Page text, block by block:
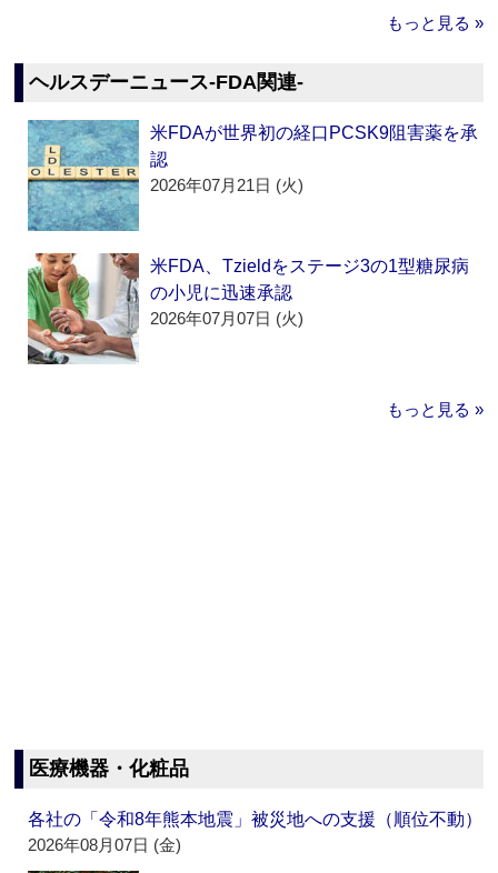
もっと見る »
ヘルスデーニュース‐FDA関連‐
米FDAが世界初の経口PCSK9阻害薬を承
認
2026年07月21日 (火)
米FDA、Tzieldをステージ3の1型糖尿病
の小児に迅速承認
2026年07月07日 (火)
もっと見る »
医療機器・化粧品
各社の「令和8年熊本地震」被災地への支援（順位不動）
2026年08月07日 (金)